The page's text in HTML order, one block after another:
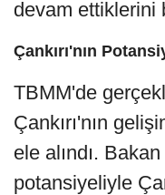
devam ettiklerini
Çankırı'nın
TBMM'de
Çankırı'nın
ele alındı.
potansiyeliyle